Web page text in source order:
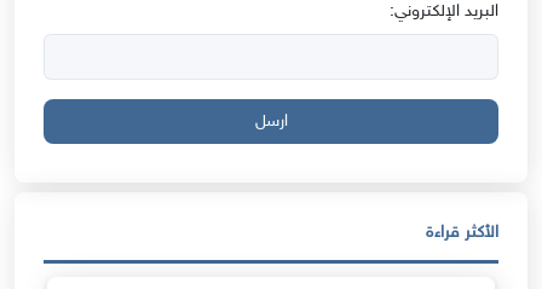
البريد الإلكتروني:
ارسل
الأكثر قراءة